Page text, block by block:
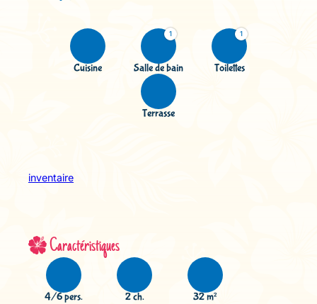
Cuisine
1
Salle de bain
1
Toilettes
Terrasse
inventaire
Caractéristiques
4/6 pers. 2 ch. 32 m²